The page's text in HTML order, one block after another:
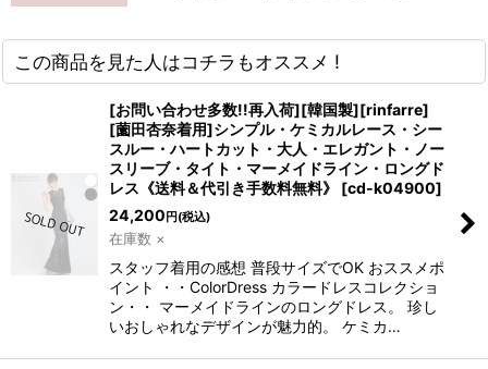
この商品を見た人はコチラもオススメ !
[お問い合わせ多数!!再入荷][韓国製][rinfarre]
[薗田杏奈着用]シンプル・ケミカルレース・シー
スルー・ハートカット・大人・エレガント・ノー
スリーブ・タイト・マーメイドライン・ロングド
レス《送料＆代引き手数料無料》
[cd-k04900]
24,200 円 (税込)
在庫数 ×
スタッフ着用の感想 普段サイズでOK おススメポ
イント ・・ColorDress カラードレスコレクショ
ン・・ マーメイドラインのロングドレス。 珍し
いおしゃれなデザインが魅力的。 ケミカ…